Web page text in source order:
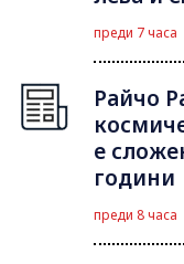
преди 7 часа
Райчо
е
години
преди 8 часа